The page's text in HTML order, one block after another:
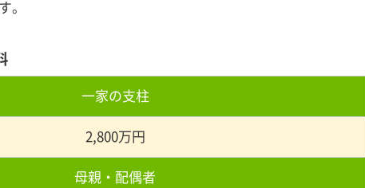
。
一家の支柱
2,800万円
母親・配偶者